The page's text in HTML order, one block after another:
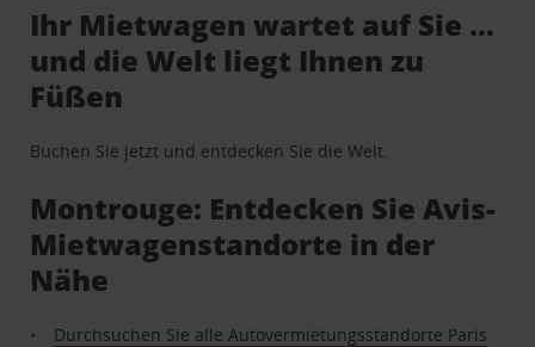
Ihr Mietwagen wartet auf Sie …
und die Welt liegt Ihnen zu
Füßen
Buchen Sie jetzt und entdecken Sie die Welt.
Montrouge: Entdecken Sie Avis-
Mietwagenstandorte in der
Nähe
Durchsuchen Sie alle Autovermietungsstandorte Paris